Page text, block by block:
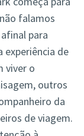
falamos
para
experiência de
viver o
outros
da
de viagem.